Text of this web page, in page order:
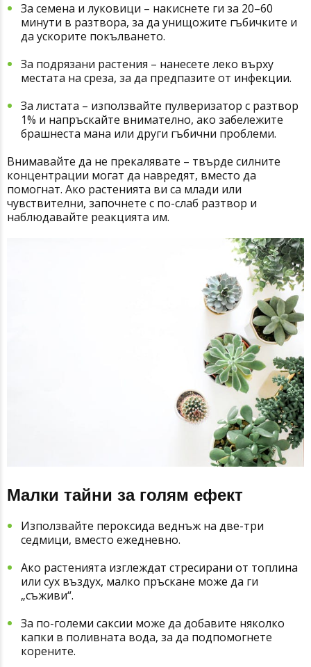
За семена и луковици – накиснете ги за 20–60
минути в разтвора, за да унищожите гъбичките и
да ускорите покълването.
За подрязани растения – нанесете леко върху
местата на среза, за да предпазите от инфекции.
За листата – използвайте пулверизатор с разтвор
1% и напръскайте внимателно, ако забележите
брашнеста мана или други гъбични проблеми.
Внимавайте да не прекалявате – твърде силните
концентрации могат да навредят, вместо да
помогнат. Ако растенията ви са млади или
чувствителни, започнете с по-слаб разтвор и
наблюдавайте реакцията им.
Малки тайни за голям ефект
Използвайте пероксида веднъж на две-три
седмици, вместо ежедневно.
Ако растенията изглеждат стресирани от топлина
или сух въздух, малко пръскане може да ги
„съживи“.
За по-големи саксии може да добавите няколко
капки в поливната вода, за да подпомогнете
корените.